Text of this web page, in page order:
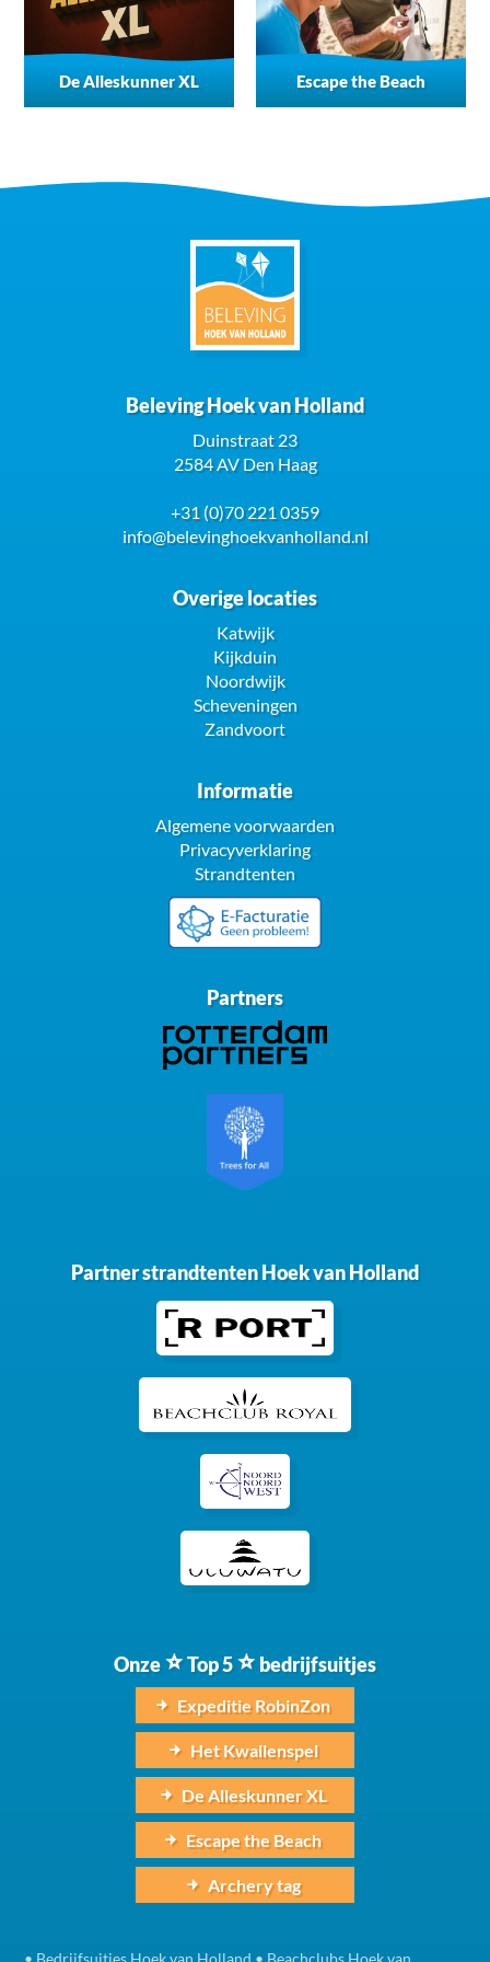
De Alleskunner XL Escape the Beach
Beleving Hoek van Holland
Duinstraat 23
2584 AV Den Haag
+31 (0)70 221 0359
info@belevinghoekvanholland.nl
Overige locaties
Katwijk
Kijkduin
Noordwijk
Scheveningen
Zandvoort
Informatie
Algemene voorwaarden
Privacyverklaring
Strandtenten
Partners
Partner strandtenten Hoek van Holland
Onze Top 5 bedrijfsuitjes
Expeditie RobinZon
Het Kwallenspel
De Alleskunner XL
Escape the Beach
Archery tag
• Bedrijfsuitjes Hoek van Holland • Beachclubs Hoek van